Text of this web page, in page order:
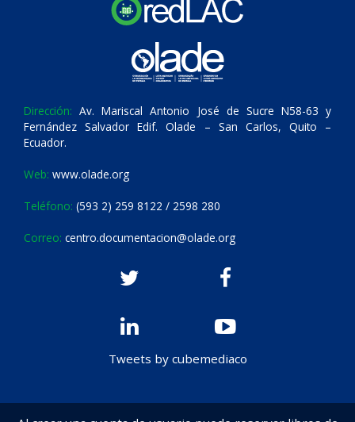
Dirección: Av. Mariscal Antonio José de Sucre N58-63 y
Fernández Salvador Edif. Olade – San Carlos, Quito –
Ecuador.
Web: www.olade.org
Teléfono: (593 2) 259 8122 / 2598 280
Correo: centro.documentacion@olade.org
Tweets by cubemediaco